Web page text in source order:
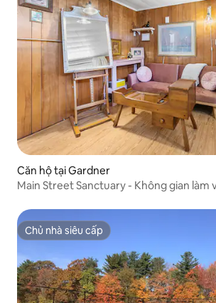
Căn hộ tại Gardner
Main Street Sanctuary - Không gian làm
Chủ nhà siêu cấp
Chủ nhà siêu cấp